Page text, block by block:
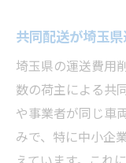
共同配送が埼玉
埼玉県の運送費用
数の荷主による共
や事業者が同じ車
みで、特に中小企